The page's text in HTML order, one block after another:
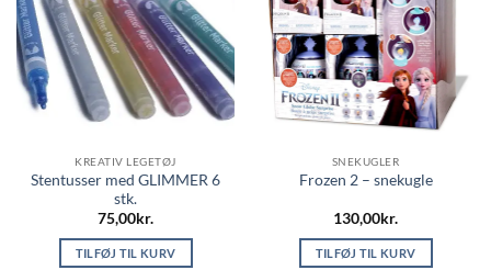
KREATIV LEGETØJ
Stentusser med GLIMMER 6
stk.
75,00kr.
TILFØJ TIL KURV
SNEKUGLER
Frozen 2 – snekugle
130,00kr.
TILFØJ TIL KURV